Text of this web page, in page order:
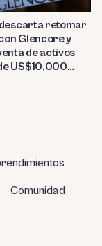
retomar
Glencore y
de activos
US$10,000
Comunidad